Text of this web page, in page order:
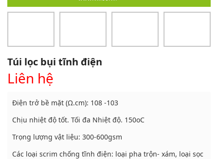
Túi lọc bụi tĩnh điện
Liên hệ
Điện trở bề mặt (Ω.cm): 108 -103
Chịu nhiệt độ tốt. Tối đa Nhiệt độ. 150oC
Trọng lượng vật liệu: 300-600gsm
Các loại scrim chống tĩnh điện: loại pha trộn- xám, loại sọc